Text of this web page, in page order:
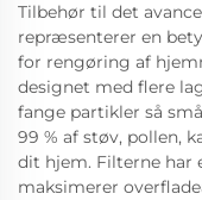
Tilbehør til det
repræsenterer en
for rengøring af
designet med flere
fange partikler så
99 % af støv, pollen,
dit hjem. Filterne har
maksimerer